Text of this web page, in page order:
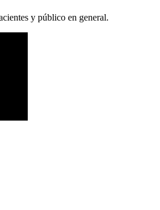
y público en general.